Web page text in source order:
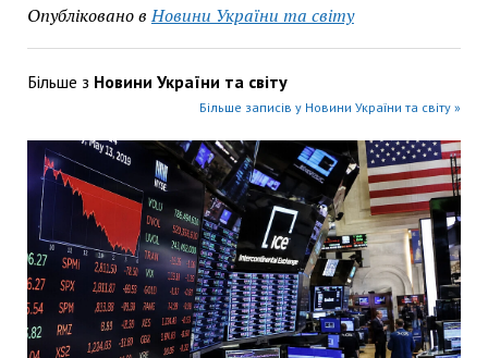
Опубліковано в Новини України та світу
Більше з Новини України та світу
Більше записів у Новини України та світу »